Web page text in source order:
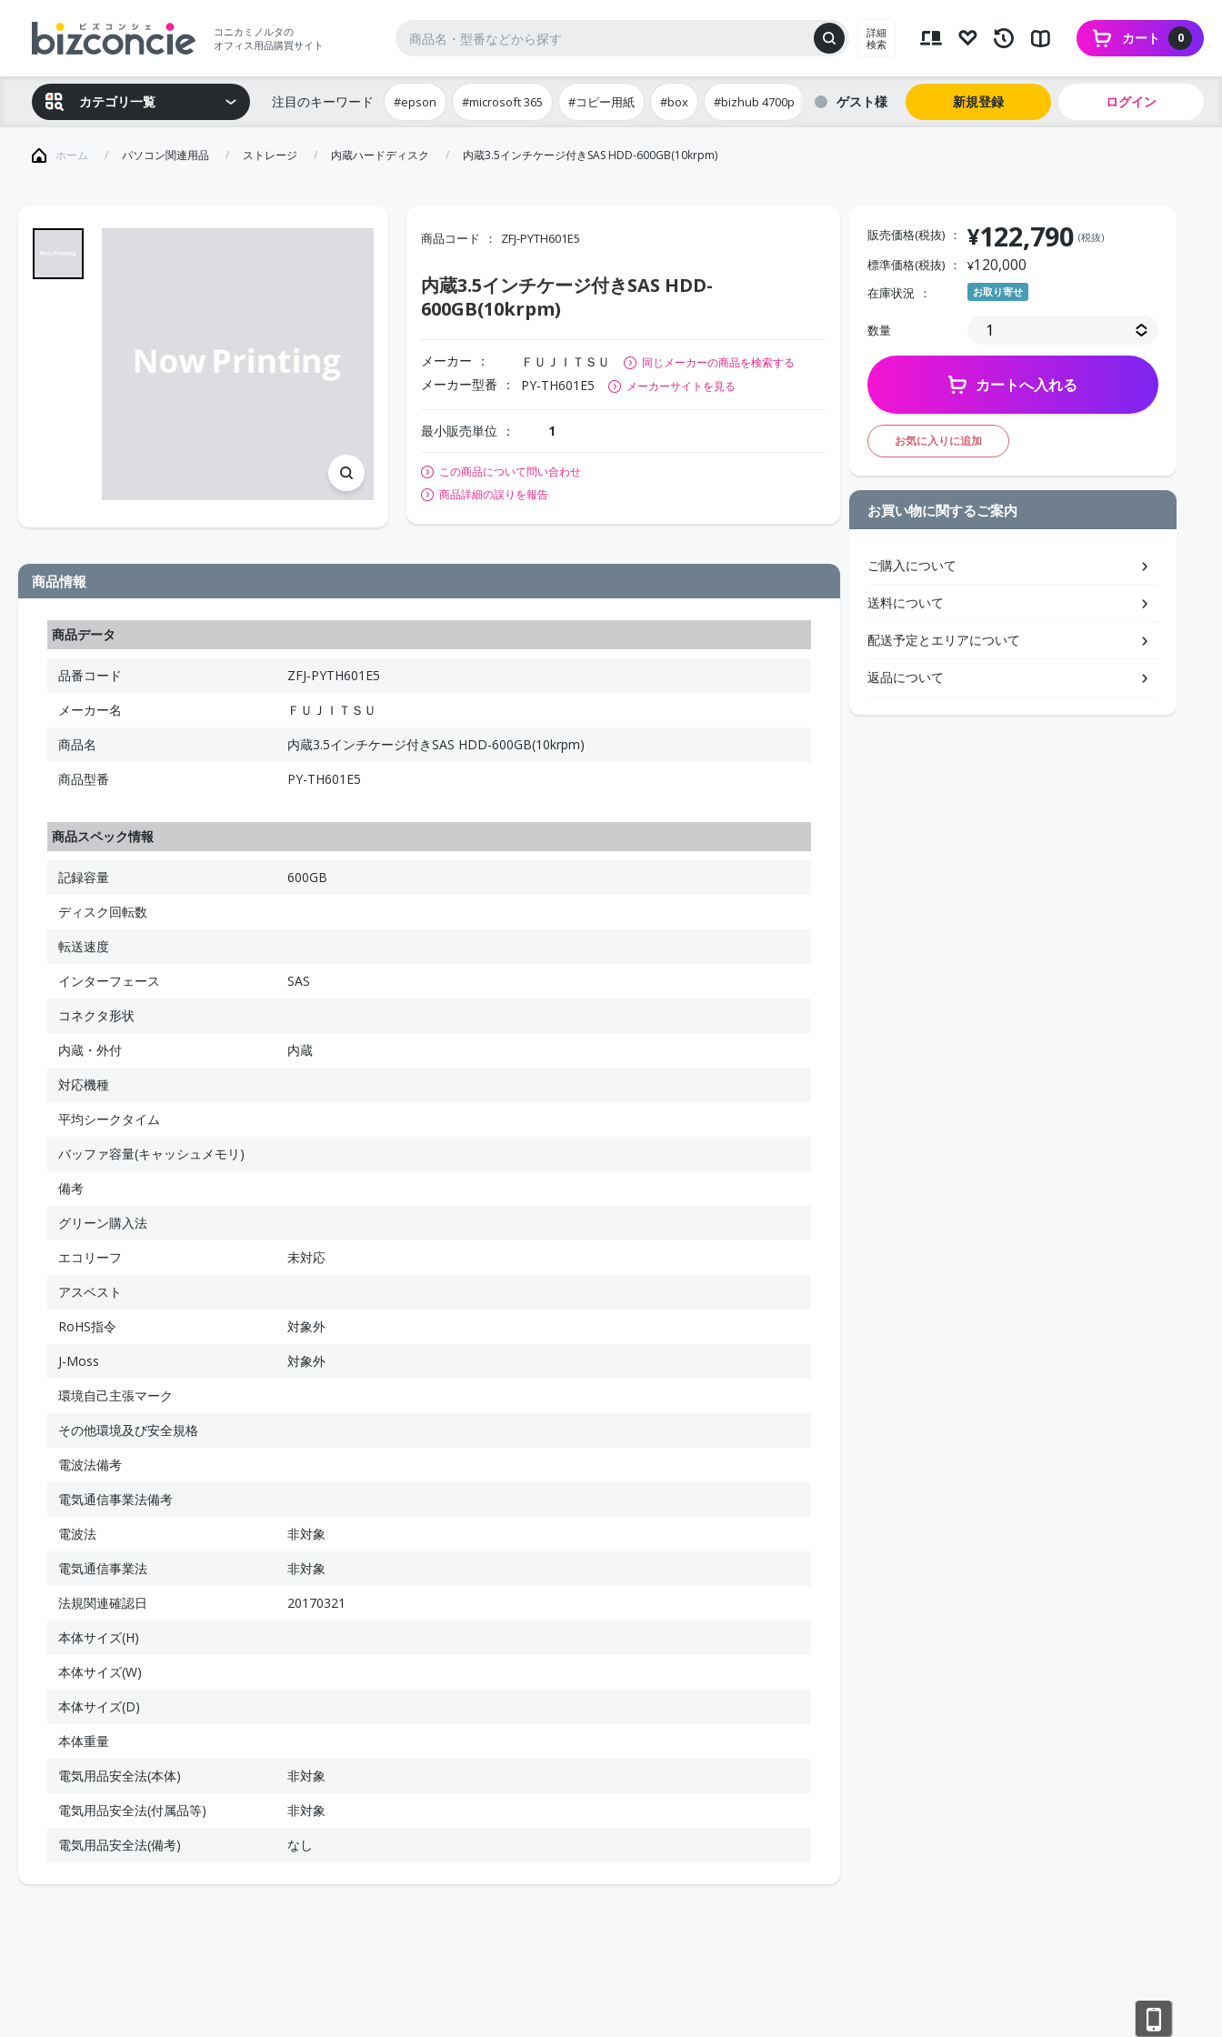
コニカミノルタの
オフィス用品購買サイト
詳細
検索
0
カート
カテゴリ一覧 注目のキーワード #epson #microsoft 365 #コピー用紙 #box #bizhub 4700p ゲスト 新規登録 ログイン
ホーム パソコン関連用品 ストレージ 内蔵ハードディスク 内蔵3.5インチケージ付きSAS HDD-600GB(10krpm)
商品コード ZFJ-PYTH601E5
内蔵3.5インチケージ付きSAS HDD-
600GB(10krpm)
メーカー ＦＵＪＩＴＳＵ 同じメーカーの商品を検索する
メーカー型番 PY-TH601E5 メーカーサイトを見る
最小販売単位 1
この商品について問い合わせ
商品詳細の誤りを報告
商品情報
商品データ
品番コード
ZFJ-PYTH601E5
メーカー名
ＦＵＪＩＴＳＵ
商品名
内蔵3.5インチケージ付きSAS HDD-600GB(10krpm)
商品型番
PY-TH601E5
商品スペック情報
記録容量
600GB
ディスク回転数
転送速度
インターフェース
SAS
コネクタ形状
内蔵・外付
内蔵
対応機種
平均シークタイム
バッファ容量(キャッシュメモリ)
備考
グリーン購入法
エコリーフ
未対応
アスベスト
RoHS指令
対象外
J-Moss
対象外
環境自己主張マーク
その他環境及び安全規格
電波法備考
電気通信事業法備考
電波法
非対象
電気通信事業法
非対象
法規関連確認日
20170321
本体サイズ(H)
本体サイズ(W)
本体サイズ(D)
本体重量
電気用品安全法(本体)
非対象
電気用品安全法(付属品等)
非対象
電気用品安全法(備考)
なし
販売価格(税抜) ¥122,790 (税抜)
標準価格(税抜) ¥120,000
在庫状況 お取り寄せ
数量
カートへ入れる
お気に入りに追加
お買い物に関するご案内
ご購入について
送料について
配送予定とエリアについて
返品について